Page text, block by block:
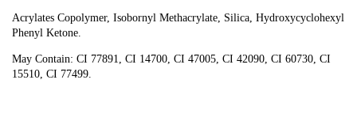
Acrylates Copolymer, Isobornyl Methacrylate, Silica, Hydroxycyclohexyl
Phenyl Ketone.
May Contain: CI 77891, CI 14700, CI 47005, CI 42090, CI 60730, CI
15510, CI 77499.